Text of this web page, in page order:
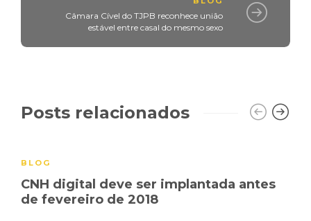
Câmara Cível do TJPB reconhece união
estável entre casal do mesmo sexo
Posts relacionados
BLOG
CNH digital deve ser implantada antes
de fevereiro de 2018